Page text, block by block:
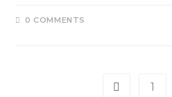
0 COMMENTS
1